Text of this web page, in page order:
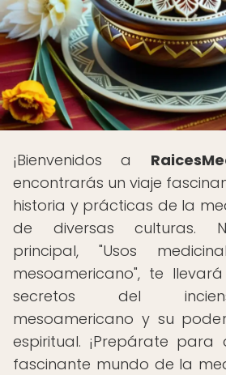
¡Bienvenidos a
encontrarás un viaje
historia y prácticas de la
de diversas culturas.
principal, "Usos
mesoamericano", te
secretos del
mesoamericano y su
espiritual. ¡Prepárate
fascinante mundo de la